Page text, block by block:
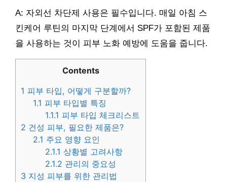
A: 자외선 차단제 사용은 필수입니다. 매일 아침 스
킨케어 루틴의 마지막 단계에서 SPF가 포함된 제품
을 사용하는 것이 피부 노화 예방에 도움을 줍니다.
Contents
1 피부 타입, 어떻게 구분할까?
1.1 피부 타입별 특징
1.1.1 피부 타입 체크리스트
2 건성 피부, 필요한 제품은?
2.1 주요 영향 요인
2.1.1 상황별 고려사항
2.1.2 관리의 중요성
3 지성 피부를 위한 관리법